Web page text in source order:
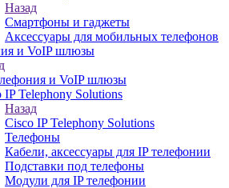
Назад
Смартфоны и гаджеты
Аксессуары для мобильных телефонов
и VoIP шлюзы
и VoIP шлюзы
IP Telephony Solutions
Назад
Cisco IP Telephony Solutions
Телефоны
Кабели, аксессуары для IP телефонии
Подставки под телефоны
Модули для IP телефонии